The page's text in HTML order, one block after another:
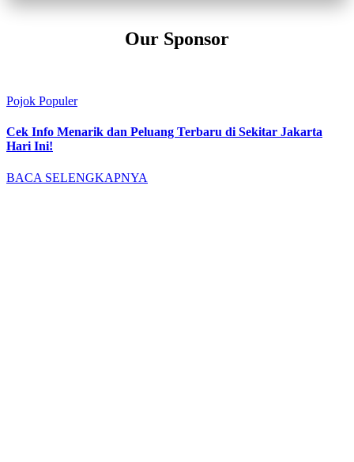
Our Sponsor
Pojok Populer
Cek Info Menarik dan Peluang Terbaru di Sekitar Jakarta
Hari Ini!
BACA SELENGKAPNYA